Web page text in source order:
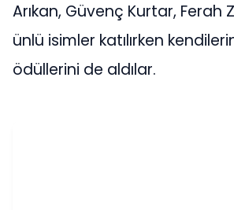
Arıkan, Güvenç Kurtar, Ferah
ünlü isimler katılırken
ödüllerini de aldılar.